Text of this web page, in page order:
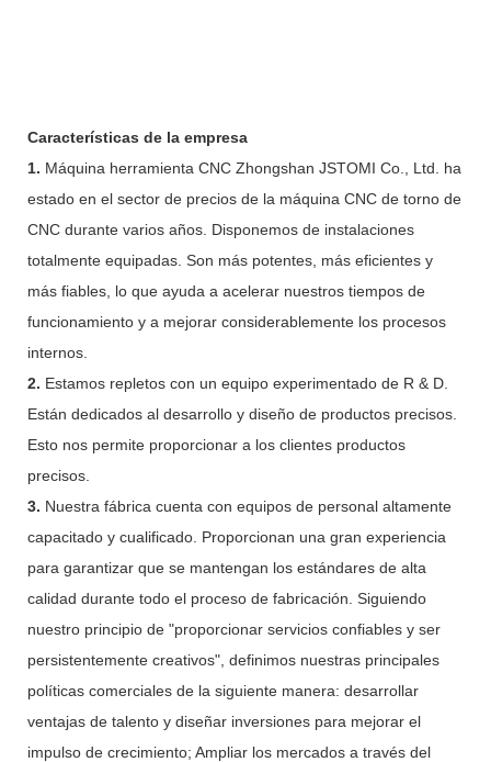
Características de la empresa
1. Máquina herramienta CNC Zhongshan JSTOMI Co., Ltd. ha
estado en el sector de precios de la máquina CNC de torno de
CNC durante varios años. Disponemos de instalaciones
totalmente equipadas. Son más potentes, más eficientes y
más fiables, lo que ayuda a acelerar nuestros tiempos de
funcionamiento y a mejorar considerablemente los procesos
internos.
2. Estamos repletos con un equipo experimentado de R & D.
Están dedicados al desarrollo y diseño de productos precisos.
Esto nos permite proporcionar a los clientes productos
precisos.
3. Nuestra fábrica cuenta con equipos de personal altamente
capacitado y cualificado. Proporcionan una gran experiencia
para garantizar que se mantengan los estándares de alta
calidad durante todo el proceso de fabricación. Siguiendo
nuestro principio de "proporcionar servicios confiables y ser
persistentemente creativos", definimos nuestras principales
políticas comerciales de la siguiente manera: desarrollar
ventajas de talento y diseñar inversiones para mejorar el
impulso de crecimiento; Ampliar los mercados a través del